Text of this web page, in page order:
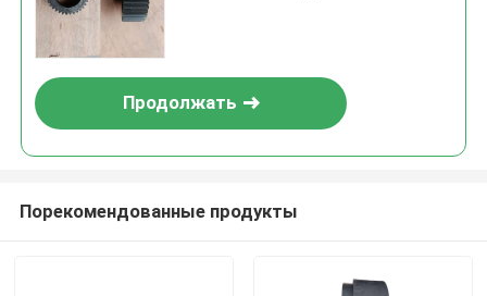
Продолжать
Порекомендованные продукты